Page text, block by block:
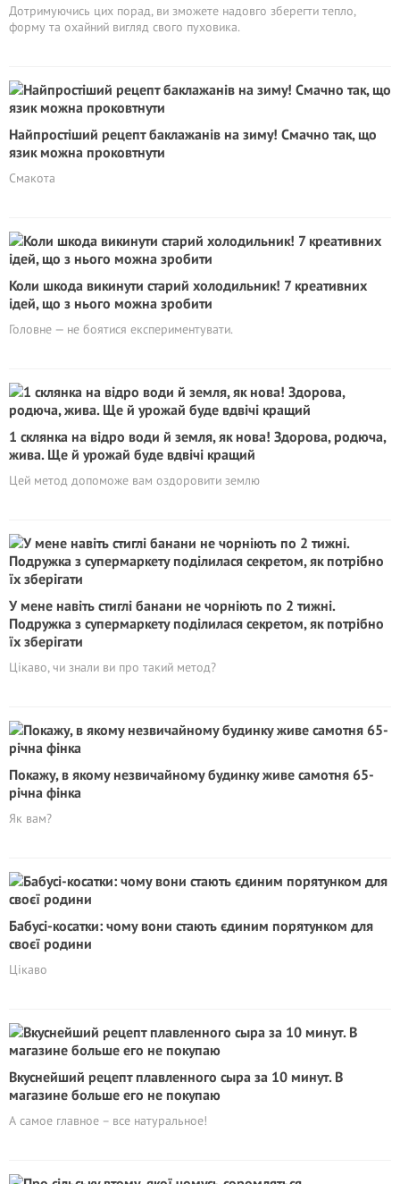
Дотримуючись цих порад, ви зможете надовго зберегти тепло,
форму та охайний вигляд свого пуховика.
Найпростіший рецепт баклажанів на зиму! Смачно так, що
язик можна проковтнути
Смакота
Коли шкода викинути старий холодильник! 7 креативних
ідей, що з нього можна зробити
Головне — не боятися експериментувати.
1 склянка на відро води й земля, як нова! Здорова, родюча,
жива. Ще й урожай буде вдвічі кращий
Цей метод допоможе вам оздоровити землю
У мене навіть стиглі банани не чорніють по 2 тижні.
Подружка з супермаркету поділилася секретом, як потрібно
їх зберігати
Цікаво, чи знали ви про такий метод?
Покажу, в якому незвичайному будинку живе самотня 65-
річна фінка
Як вам?
Бабусі-косатки: чому вони стають єдиним порятунком для
своєї родини
Цікаво
Вкуснейший рецепт плавленного сыра за 10 минут. В
магазине больше его не покупаю
А самое главное – все натуральное!